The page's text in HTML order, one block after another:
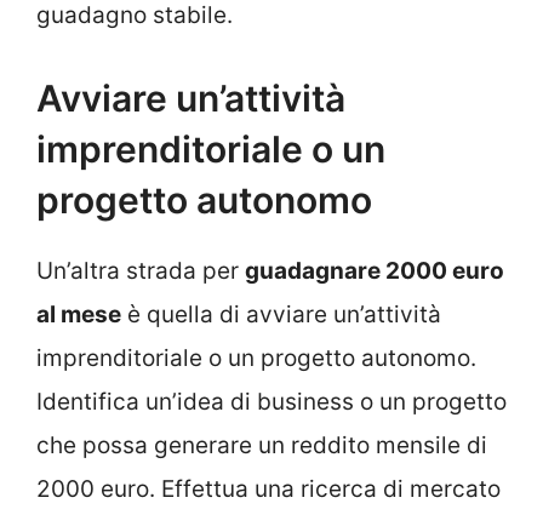
guadagno stabile.
Avviare un’attività
imprenditoriale o un
progetto autonomo
Un’altra strada per guadagnare 2000 euro
al mese è quella di avviare un’attività
imprenditoriale o un progetto autonomo.
Identifica un’idea di business o un progetto
che possa generare un reddito mensile di
2000 euro. Effettua una ricerca di mercato